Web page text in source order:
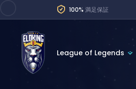
100% 満足保証
League of Legends